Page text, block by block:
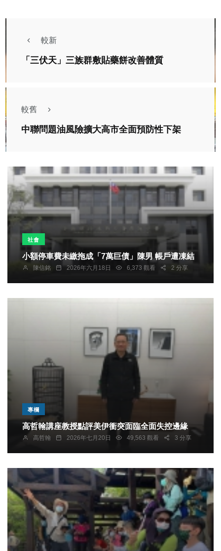
較新
「三伏天」三族群敷貼藥餅改善體質
較舊
中聯問題油風險擴大高市全面預防性下架
社會
小額停車費未繳拖成「7萬巨債」陳男 帳戶遭凍結
陳信銘 2026年六月18日 6,373 觀看 2 分享
專欄
高哲翰講座教授點評美伊衝突面臨全面失控邊緣
高哲翰 2026年七月20日 49,563 觀看 3 分享